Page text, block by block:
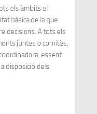
els àmbits el
bàsica de la que
decisions. A tots els
juntes o comitès,
essent
disposició dels